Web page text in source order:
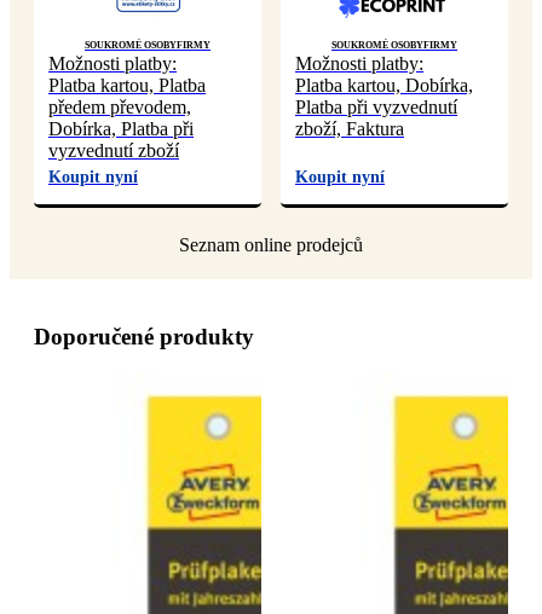
Soukromé osobyFirmy
Možnosti platby:
Platba kartou, Platba
předem převodem,
Dobírka, Platba při
vyzvednutí zboží
Koupit nyní
Soukromé osobyFirmy
Možnosti platby:
Platba kartou, Dobírka,
Platba při vyzvednutí
zboží, Faktura
Koupit nyní
Doporučené produkty